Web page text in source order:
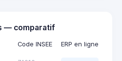
— comparatif
Code INSEE ERP en ligne